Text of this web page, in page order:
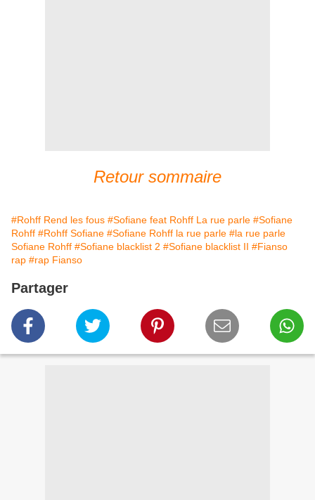
Retour sommaire
#Rohff Rend les fous #Sofiane feat Rohff La rue parle #Sofiane
Rohff #Rohff Sofiane #Sofiane Rohff la rue parle #la rue parle
Sofiane Rohff #Sofiane blacklist 2 #Sofiane blacklist II #Fianso
rap #rap Fianso
Partager